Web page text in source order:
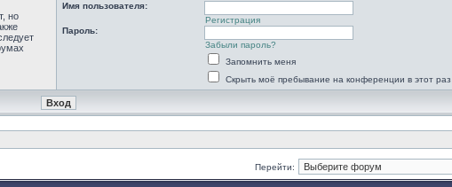
но
Имя пользователя:
Регистрация
Пароль:
Забыли пароль?
Запомнить меня
Скрыть моё пребывание на конференции в этот раз
Перейти: